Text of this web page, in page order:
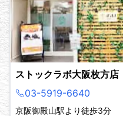
ストックラボ大阪枚方店
03-5919-6640
京阪御殿山駅より徒歩3分